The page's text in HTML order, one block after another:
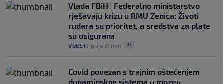
Vlada FBiH i Federalno ministarstvo
rješavaju krizu u RMU Zenica: Životi
rudara su prioritet, a sredstva za plate
su osigurana
VIJESTI prije 51 min 0
Covid povezan s trajnim oštećenjem
dopaminskog sistema u mozgu